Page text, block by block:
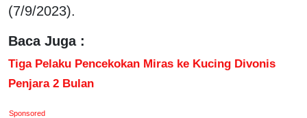
(7/9/2023).
Baca Juga :
Tiga Pelaku Pencekokan Miras ke Kucing Divonis
Penjara 2 Bulan
Sponsored